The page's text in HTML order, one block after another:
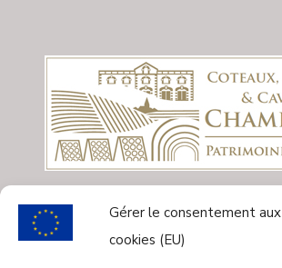
Gérer le consentement aux
cookies (EU)